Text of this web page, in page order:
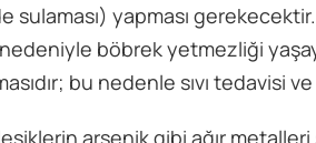
sulaması) yapması
böbrek yetmezliği
bu nedenle sıvı tedavisi
arsenik gibi ağır